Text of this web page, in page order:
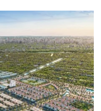
sự - Quốc phòng
Vũ khí
Phân tích